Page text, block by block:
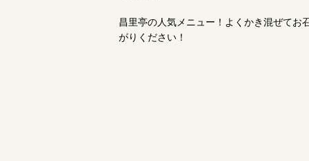
昌里亭の人気メニュー！よくかき混ぜてお
がりください！